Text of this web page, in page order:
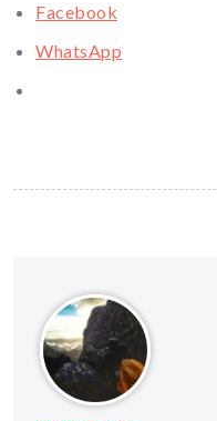
Facebook
WhatsApp